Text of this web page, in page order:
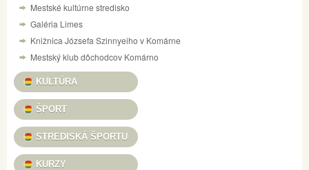
Mestské kultúrne stredisko
Galéria Limes
Knižnica Józsefa Szinnyeiho v Komárne
Mestský klub dôchodcov Komárno
KULTÚRA
ŠPORT
STREDISKÁ ŠPORTU
KURZY